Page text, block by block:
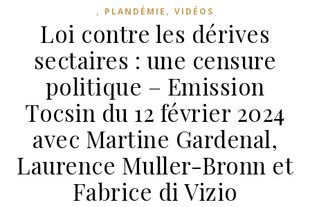
, PLANDÉMIE , VIDÉOS
Loi contre les dérives
sectaires : une censure
politique – Emission
Tocsin du 12 février 2024
avec Martine Gardenal,
Laurence Muller-Bronn et
Fabrice di Vizio